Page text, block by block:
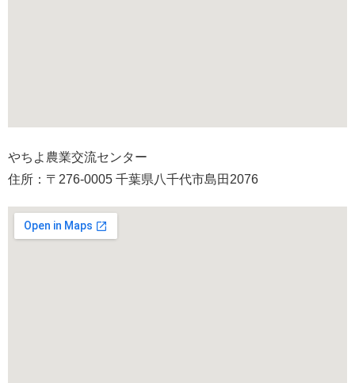
やちよ農業交流センター
住所：〒276-0005 千葉県八千代市島田2076